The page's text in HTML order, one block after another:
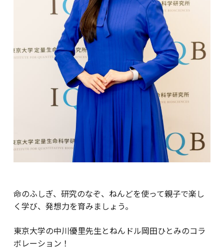
命のふしぎ、研究のなぞ、ねんどを使って親子で楽し
く学び、発想力を育みましょう。
東京大学の中川優里先生とねんドル岡田ひとみのコラ
ボレーション！